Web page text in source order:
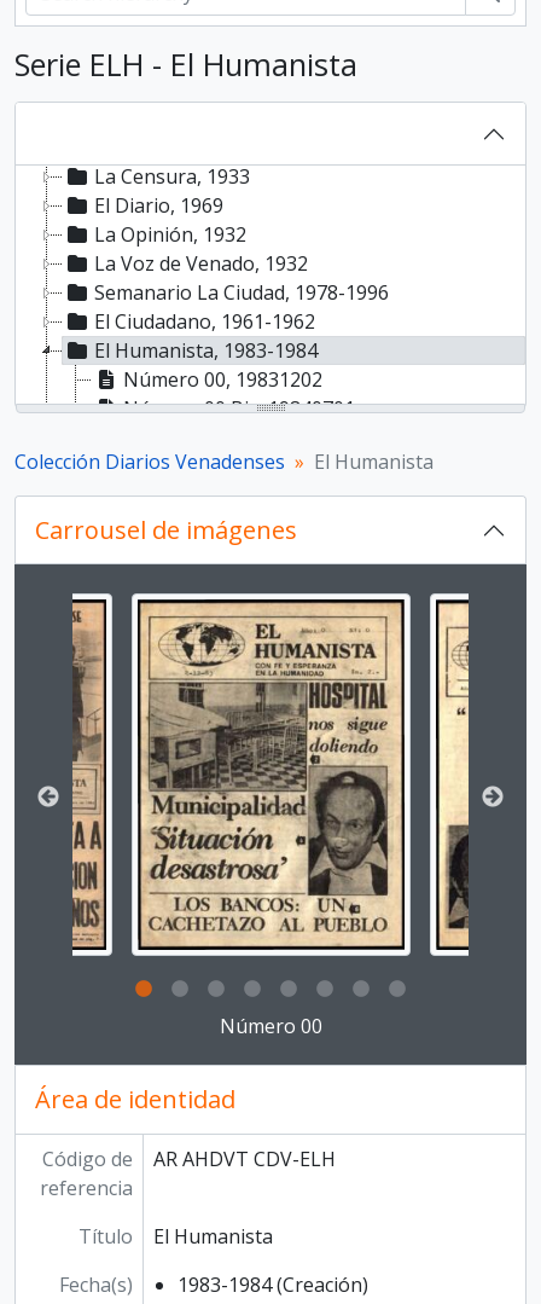
Serie ELH - El Humanista
La Censura, 1933
El Diario, 1969
La Opinión, 1932
La Voz de Venado, 1932
Semanario La Ciudad, 1978-1996
El Ciudadano, 1961-1962
El Humanista, 1983-1984
Número 00, 19831202
Número 00 Bis, 19840701
Número 12, 19841102
Número 13, 19841105
Número 17, 19841116
Número 19, 19841119
El Surco, 1959-1963
Diario El Informe, 1986-2020
Colección Diarios Venadenses El Humanista
Carrousel de imágenes
Changing the current slide of this carousel will
Clicking this description title link will open the
Número 00
Área de identidad
Código de
referencia
AR AHDVT CDV-ELH
Título
El Humanista
Fecha(s)
1983-1984 (Creación)